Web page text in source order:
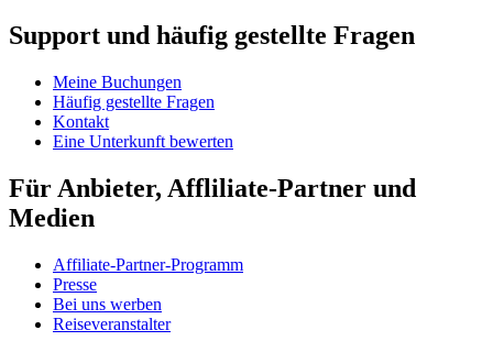
Support und häufig gestellte Fragen
Meine Buchungen
Häufig gestellte Fragen
Kontakt
Eine Unterkunft bewerten
Für Anbieter, Affliliate-Partner und
Medien
Affiliate-Partner-Programm
Presse
Bei uns werben
Reiseveranstalter